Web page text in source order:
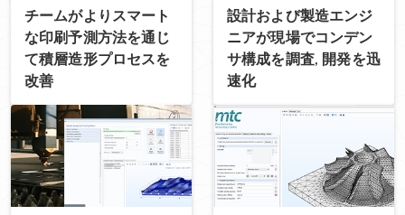
チームがよりスマート
な印刷予測方法を通じ
て積層造形プロセスを
改善
設計および製造エンジ
ニアが現場でコンデン
サ構成を調査, 開発を迅
速化